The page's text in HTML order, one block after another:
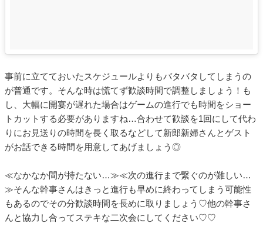
事前に立てておいたスケジュールよりもバタバタしてしまうの
が普通です。そんな時は慌てず歓談時間で調整しましょう！も
し、大幅に開宴が遅れた場合はゲームの進行でも時間をショー
トカットする必要がありますね…合わせて歓談を1回にして代わ
りにお見送りの時間を長く取るなどして新郎新婦さんとゲスト
がお話できる時間を用意してあげましょう◎
≪なかなか間が持たない…≫≪次の進行まで繋ぐのが難しい…
≫そんな幹事さんはきっと進行も早めに終わってしまう可能性
もあるのでその分歓談時間を長めに取りましょう♡他の幹事さ
んと協力し合ってステキな二次会にしてください♡♡